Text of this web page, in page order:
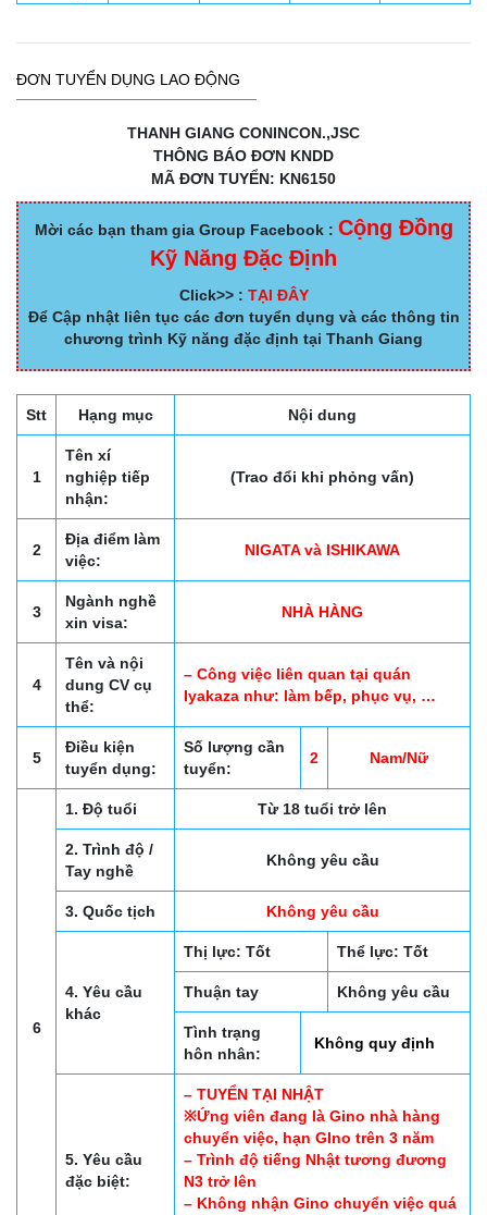
ĐƠN TUYỂN DỤNG LAO ĐỘNG
THANH GIANG CONINCON.,JSC
THÔNG BÁO ĐƠN KNDD
MÃ ĐƠN TUYỂN: KN6150
Mời các bạn tham gia Group Facebook : Cộng Đồng
Kỹ Năng Đặc Định
Click>> : TẠI ĐÂY
Để Cập nhật liên tục các đơn tuyển dụng và các thông tin
chương trình Kỹ năng đặc định tại Thanh Giang
Stt Hạng mục Nội dung
1
Tên xí
nghiệp tiếp
nhận:
(Trao đổi khi phỏng vấn)
2
Địa điểm làm
việc:
NIGATA và ISHIKAWA
3
Ngành nghề
xin visa:
NHÀ HÀNG
4
Tên và nội
dung CV cụ
thể:
– Công việc liên quan tại quán
Iyakaza như: làm bếp, phục vụ, …
5
Điều kiện
tuyển dụng:
Số lượng cần
tuyển:
2 Nam/Nữ
6
1. Độ tuổi Từ 18 tuổi trở lên
2. Trình độ /
Tay nghề
Không yêu cầu
3. Quốc tịch Không yêu cầu
4. Yêu cầu
khác
Thị lực: Tốt Thể lực: Tốt
Thuận tay Không yêu cầu
Tình trạng
hôn nhân:
Không quy định
5. Yêu cầu
đặc biệt:
– TUYỂN TẠI NHẬT
※Ứng viên đang là Gino nhà hàng
chuyển việc, hạn GIno trên 3 năm
– Trình độ tiếng Nhật tương đương
N3 trở lên
– Không nhận Gino chuyển việc quá